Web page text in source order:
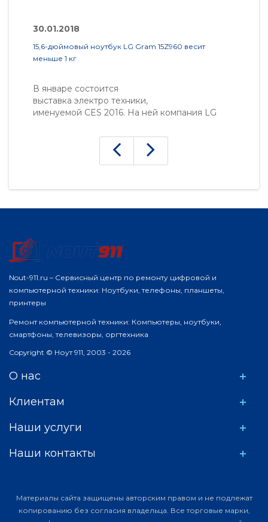
30.01.2018
15,6-дюймовый ноутбук LG Gram 15Z960 весит
меньше 1 кг
В январе состоится
выставка электро техники,
именуемой CES 2016. На ней компания LG
улучшение было сделано в сфере
ультрабуков Gram, которые знамениты
компактностью и легкостью. Диаг..
Nout-911.ru – Сервисный центр по ремонту цифровой и
компьютерной техники: Ноутбуки, телефоны, планшеты,
принтеры
Ремонт компьютерной техники: Компьютеры, ноутбуки,
смартфоны, телевизоры, оргтехника
Copyright © Ноут 911, 2003 - 2026
О нас
Клиентам
Наши услуги
Наши контакты
Материалы сайта защищены авторским правом и не подлежат
копированию без согласия владельца. Все торговые марки,